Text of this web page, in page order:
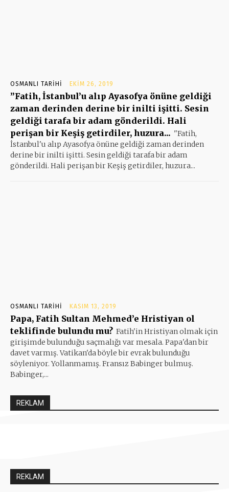
OSMANLI TARIHI EKIM 26, 2019
”Fatih, İstanbul’u alıp Ayasofya önüne geldiği
zaman derinden derine bir inilti işitti. Sesin
geldiği tarafa bir adam gönderildi. Hali
perişan bir Keşiş getirdiler, huzura... ''Fatih,
İstanbul'u alıp Ayasofya önüne geldiği zaman derinden
derine bir inilti işitti. Sesin geldiği tarafa bir adam
gönderildi. Hali perişan bir Keşiş getirdiler, huzura...
OSMANLI TARIHI KASIM 13, 2019
Papa, Fatih Sultan Mehmed’e Hristiyan ol
teklifinde bulundu mu? Fatih'in Hristiyan olmak için
girişimde bulunduğu saçmalığı var mesala. Papa'dan bir
davet varmış. Vatikan'da böyle bir evrak bulunduğu
söyleniyor. Yollanmamış. Fransız Babinger bulmuş.
Babinger,...
REKLAM
REKLAM